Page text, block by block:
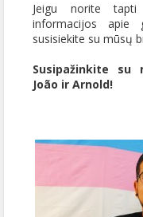
Jeigu norite tapti
informacijos
susisiekite su mūsų
Susipažinkite su
João ir Arnold!